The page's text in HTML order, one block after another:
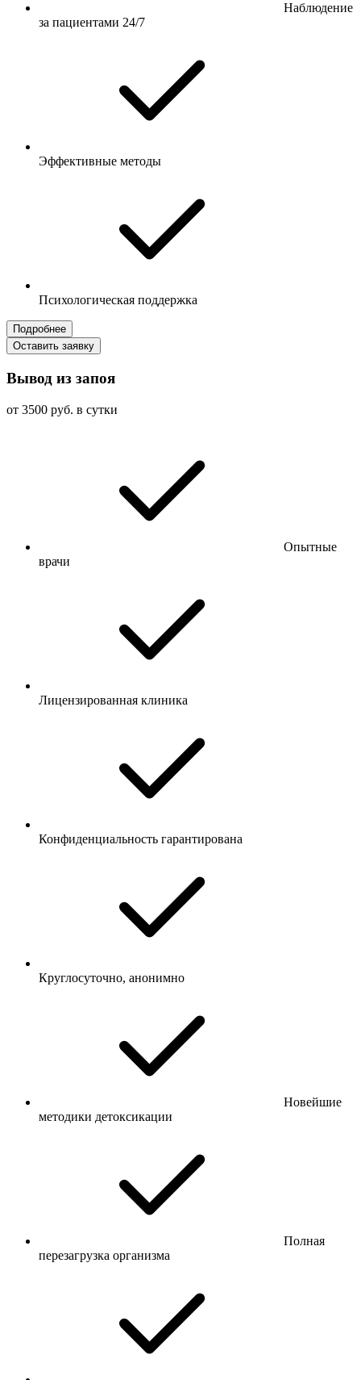
Наблюдение
за пациентами 24/7
Эффективные методы
Психологическая поддержка
Подробнее
Оставить заявку
Вывод из запоя
от 3500 руб. в сутки
Опытные
врачи
Лицензированная клиника
Конфиденциальность гарантирована
Круглосуточно, анонимно
Новейшие
методики детоксикации
Полная
перезагрузка организма